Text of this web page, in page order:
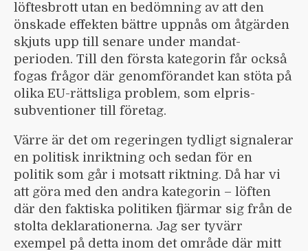
löftes­brott utan en bedömning av att den
önskade effekten bättre uppnås om åtgärden
skjuts upp till senare under mandat­
perioden. Till den första kategorin får också
fogas frågor där genomförandet kan stöta på
olika EU-rättsliga problem, som elpris­
subventioner till företag.
Värre är det om regeringen tydligt signalerar
en politisk inriktning och sedan för en
politik som går i motsatt riktning. Då har vi
att göra med den andra kategorin – löften
där den faktiska politiken fjärmar sig från de
stolta deklarationerna. Jag ser tyvärr
exempel på detta inom det område där mitt